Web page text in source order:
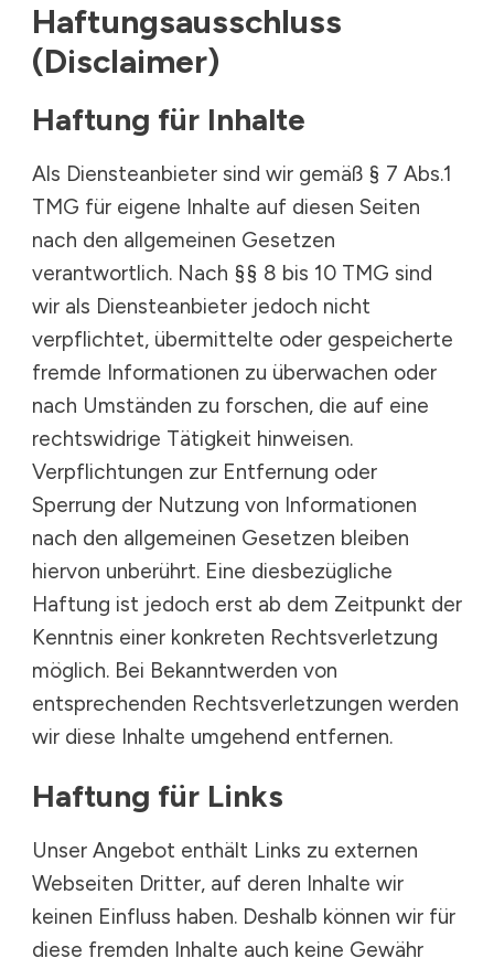
Haftungsausschluss
(Disclaimer)
Haftung für Inhalte
Als Diensteanbieter sind wir gemäß § 7 Abs.1
TMG für eigene Inhalte auf diesen Seiten
nach den allgemeinen Gesetzen
verantwortlich. Nach §§ 8 bis 10 TMG sind
wir als Diensteanbieter jedoch nicht
verpflichtet, übermittelte oder gespeicherte
fremde Informationen zu überwachen oder
nach Umständen zu forschen, die auf eine
rechtswidrige Tätigkeit hinweisen.
Verpflichtungen zur Entfernung oder
Sperrung der Nutzung von Informationen
nach den allgemeinen Gesetzen bleiben
hiervon unberührt. Eine diesbezügliche
Haftung ist jedoch erst ab dem Zeitpunkt der
Kenntnis einer konkreten Rechtsverletzung
möglich. Bei Bekanntwerden von
entsprechenden Rechtsverletzungen werden
wir diese Inhalte umgehend entfernen.
Haftung für Links
Unser Angebot enthält Links zu externen
Webseiten Dritter, auf deren Inhalte wir
keinen Einfluss haben. Deshalb können wir für
diese fremden Inhalte auch keine Gewähr